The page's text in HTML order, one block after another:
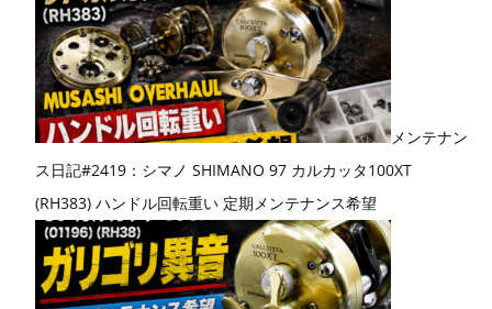
メンテナン
ス日記#2419：シマノ SHIMANO 97 カルカッタ100XT
(RH383) ハンドル回転重い 定期メンテナンス希望